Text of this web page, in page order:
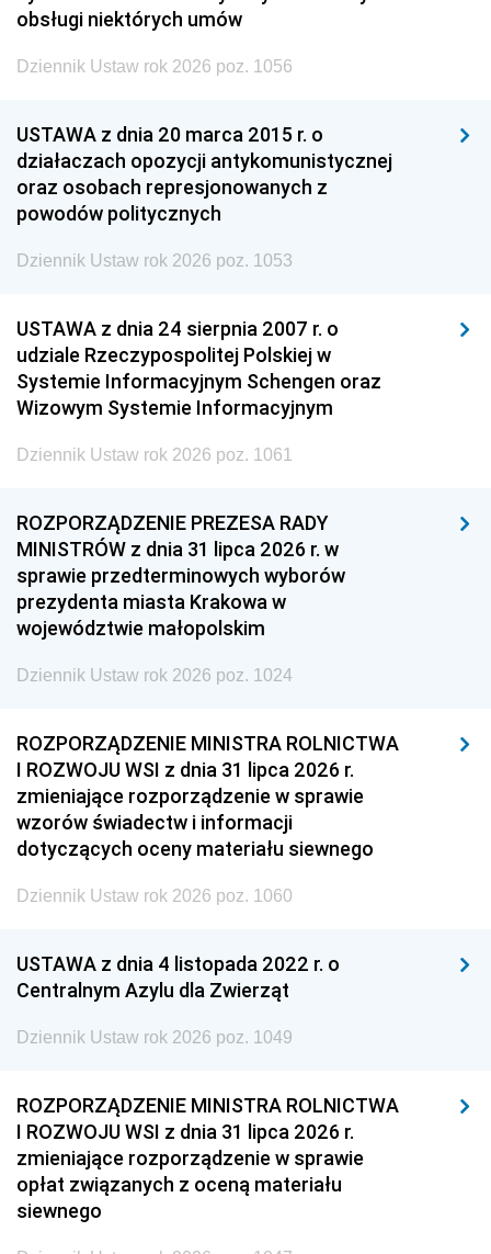
obsługi niektórych umów
Dziennik Ustaw rok 2026 poz. 1056
USTAWA z dnia 20 marca 2015 r. o
działaczach opozycji antykomunistycznej
oraz osobach represjonowanych z
powodów politycznych
Dziennik Ustaw rok 2026 poz. 1053
USTAWA z dnia 24 sierpnia 2007 r. o
udziale Rzeczypospolitej Polskiej w
Systemie Informacyjnym Schengen oraz
Wizowym Systemie Informacyjnym
Dziennik Ustaw rok 2026 poz. 1061
ROZPORZĄDZENIE PREZESA RADY
MINISTRÓW z dnia 31 lipca 2026 r. w
sprawie przedterminowych wyborów
prezydenta miasta Krakowa w
województwie małopolskim
Dziennik Ustaw rok 2026 poz. 1024
ROZPORZĄDZENIE MINISTRA ROLNICTWA
I ROZWOJU WSI z dnia 31 lipca 2026 r.
zmieniające rozporządzenie w sprawie
wzorów świadectw i informacji
dotyczących oceny materiału siewnego
Dziennik Ustaw rok 2026 poz. 1060
USTAWA z dnia 4 listopada 2022 r. o
Centralnym Azylu dla Zwierząt
Dziennik Ustaw rok 2026 poz. 1049
ROZPORZĄDZENIE MINISTRA ROLNICTWA
I ROZWOJU WSI z dnia 31 lipca 2026 r.
zmieniające rozporządzenie w sprawie
opłat związanych z oceną materiału
siewnego